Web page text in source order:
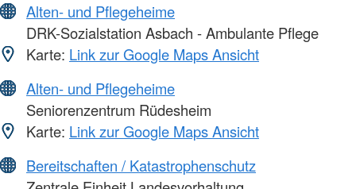
Alten- und Pflegeheime
DRK-Sozialstation Asbach - Ambulante Pflege
Karte: Link zur Google Maps Ansicht
Alten- und Pflegeheime
Seniorenzentrum Rüdesheim
Karte: Link zur Google Maps Ansicht
Bereitschaften / Katastrophenschutz